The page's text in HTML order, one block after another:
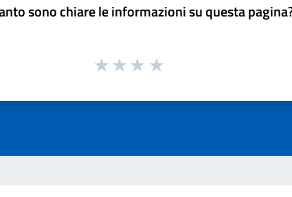
sono chiare le informazioni su questa